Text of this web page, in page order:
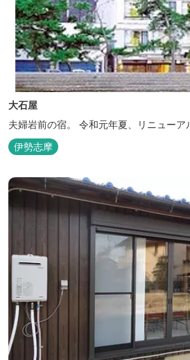
大石屋
夫婦岩前の宿。 令和元年夏、リニューア
伊勢志摩